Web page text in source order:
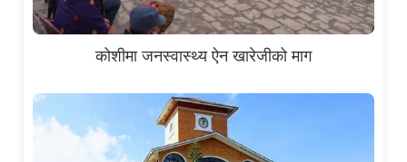
कोशीमा जनस्वास्थ्य ऐन खारेजीको माग